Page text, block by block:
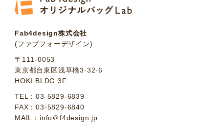
Fab4design株式会社
(ファブフォーデザイン)
〒111-0053
東京都台東区浅草橋3-32-6
HOKI BLDG 3F
TEL：03-5829-6839
FAX：03-5829-6840
MAIL：info＠f4design.jp